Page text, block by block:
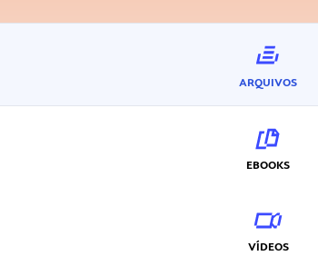
ARQUIVOS
EBOOKS
VÍDEOS